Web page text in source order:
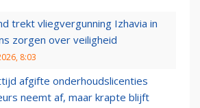
trekt vliegvergunning Izhavia in
zorgen over veiligheid
8:03
afgifte onderhoudslicenties
neemt af, maar krapte blijft